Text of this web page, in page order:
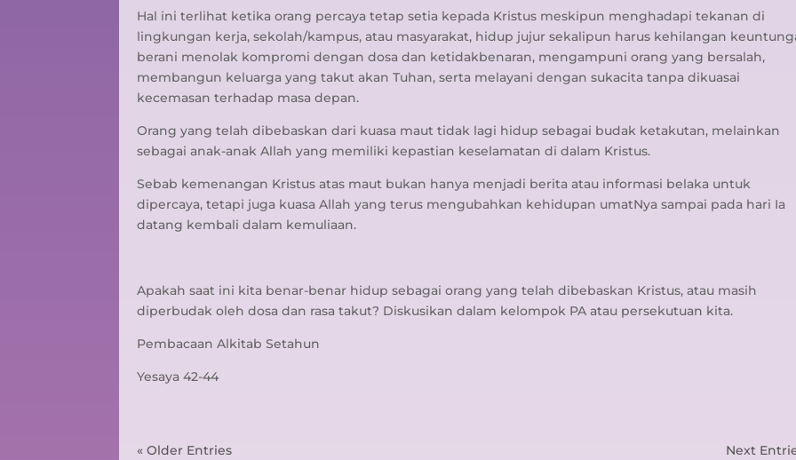
Hal ini terlihat ketika orang percaya tetap setia kepada Kristus meskipun menghadapi tekanan di
lingkungan kerja, sekolah/kampus, atau masyarakat, hidup jujur sekalipun harus kehilangan
berani menolak kompromi dengan dosa dan ketidakbenaran, mengampuni orang yang bersalah,
membangun keluarga yang takut akan Tuhan, serta melayani dengan sukacita tanpa dikuasai
kecemasan terhadap masa depan.
Orang yang telah dibebaskan dari kuasa maut tidak lagi hidup sebagai budak ketakutan, melainkan
sebagai anak-anak Allah yang memiliki kepastian keselamatan di dalam Kristus.
Sebab kemenangan Kristus atas maut bukan hanya menjadi berita atau informasi belaka untuk
dipercaya, tetapi juga kuasa Allah yang terus mengubahkan kehidupan umatNya sampai pada hari Ia
datang kembali dalam kemuliaan.
Apakah saat ini kita benar-benar hidup sebagai orang yang telah dibebaskan Kristus, atau masih
diperbudak oleh dosa dan rasa takut? Diskusikan dalam kelompok PA atau persekutuan kita.
Pembacaan Alkitab Setahun
Yesaya 42-44
« Older Entries Next